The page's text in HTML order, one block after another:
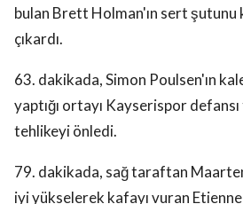
bulan Brett Holman'ın sert şutunu
çıkardı.
63. dakikada, Simon Poulsen'ın
yaptığı ortayı Kayserispor
tehlikeyi önledi.
79. dakikada, sağ taraftan
iyi yükselerek kafayı vuran Etienne